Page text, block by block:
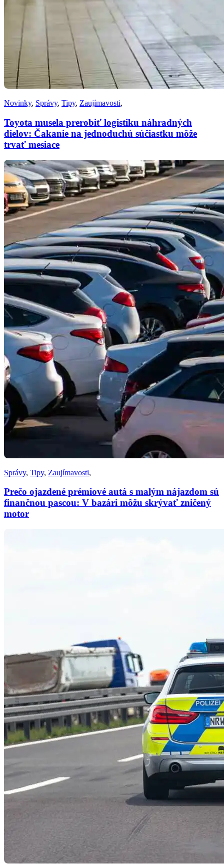
Novinky, Správy, Tipy, Zaujímavosti,
Toyota musela prerobiť logistiku náhradných
dielov: Čakanie na jednoduchú súčiastku môže
trvať mesiace
Správy, Tipy, Zaujímavosti,
Prečo ojazdené prémiové autá s malým nájazdom sú
finančnou pascou: V bazári môžu skrývať zničený
motor